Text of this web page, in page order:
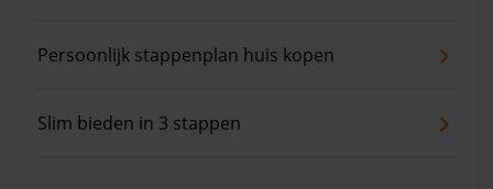
Persoonlijk stappenplan huis kopen
Slim bieden in 3 stappen